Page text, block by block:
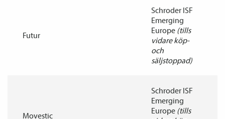
Futur
Schroder ISF
Emerging
Europe (tills
vidare köp-
och
säljstoppad)
Movestic
Schroder ISF
Emerging
Europe (tills